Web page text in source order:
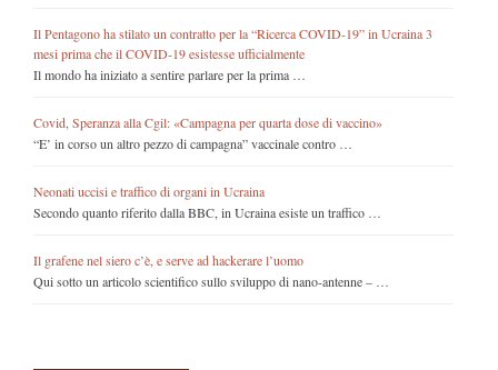
Il Pentagono ha stilato un contratto per la “Ricerca COVID-19” in Ucraina 3
mesi prima che il COVID-19 esistesse ufficialmente
Il mondo ha iniziato a sentire parlare per la prima …
Covid, Speranza alla Cgil: «Campagna per quarta dose di vaccino»
“E’ in corso un altro pezzo di campagna” vaccinale contro …
Neonati uccisi e traffico di organi in Ucraina
Secondo quanto riferito dalla BBC, in Ucraina esiste un traffico …
Il grafene nel siero c’è, e serve ad hackerare l’uomo
Qui sotto un articolo scientifico sullo sviluppo di nano-antenne – …